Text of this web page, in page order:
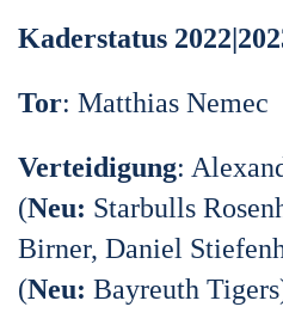
Kaderstatus
Tor: Matthias Nemec
Verteidigung:
(Neu: Starbulls
Birner, Daniel
(Neu: Bayreuth